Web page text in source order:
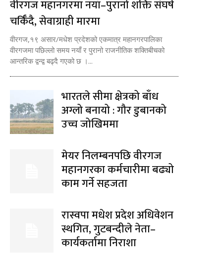
वीरगज महानगरमा नयाँ–पुरानो शक्ति संघर्ष
चर्किँदै, सेवाग्राही मारमा
वीरगज,१९ असार/मधेश प्रदेशको एकमात्र महानगरपालिका
वीरगजमा पछिल्लो समय नयाँ र पुरानो राजनीतिक शक्तिबीचको
आन्तरिक द्वन्द्व बढ्दै गएको छ ।...
भारतले सीमा क्षेत्रको बाँध
अग्लो बनायो : गौर डुबानको
उच्च जोखिममा
मेयर निलम्बनपछि वीरगज
महानगरका कर्मचारीमा बढ्यो
काम गर्ने सहजता
रास्वपा मधेश प्रदेश अधिवेशन
स्थगित, गुटबन्दीले नेता–
कार्यकर्तामा निराशा